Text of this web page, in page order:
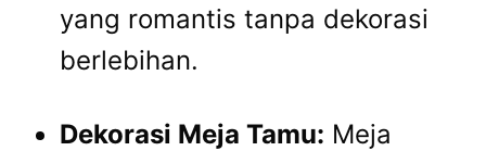
yang romantis tanpa dekorasi
berlebihan.
Dekorasi Meja Tamu: Meja